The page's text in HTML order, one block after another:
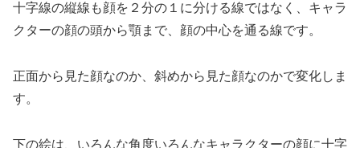
十字線の縦線も顔を２分の１に分ける線ではなく、キャラ
クターの顔の頭から顎まで、顔の中心を通る線です。
正面から見た顔なのか、斜めから見た顔なのかで変化しま
す。
下の絵は、いろんな角度いろんなキャラクターの顔に十字